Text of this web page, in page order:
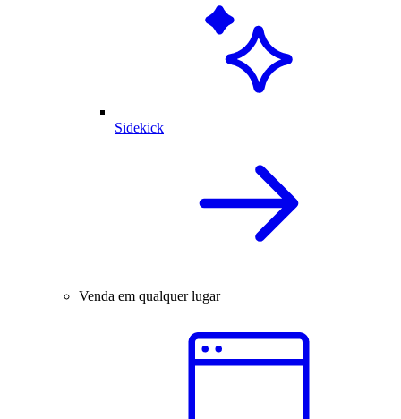
Sidekick
Venda em qualquer lugar